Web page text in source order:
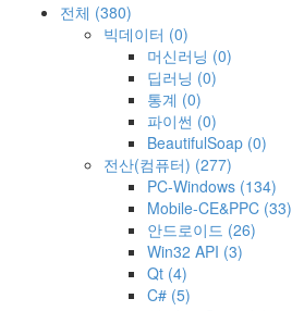
전체 (380)
빅데이터 (0)
머신러닝 (0)
딥러닝 (0)
통계 (0)
파이썬 (0)
BeautifulSoap (0)
전산(컴퓨터) (277)
PC-Windows (134)
Mobile-CE&PPC (33)
안드로이드 (26)
Win32 API (3)
Qt (4)
C# (5)